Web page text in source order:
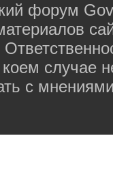
форум
случае
с